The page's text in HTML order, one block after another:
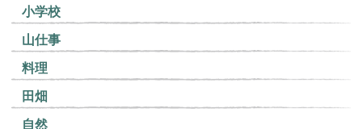
小学校
山仕事
料理
田畑
自然